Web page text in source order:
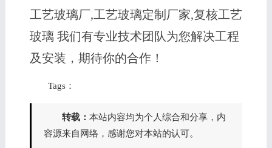
工艺玻璃厂,工艺玻璃定制厂家,复核工艺
玻璃 我们有专业技术团队为您解决工程
及安装，期待你的合作！
Tags：
转载： 本站内容均为个人综合和分享，内
容源来自网络，感谢您对本站的认可。